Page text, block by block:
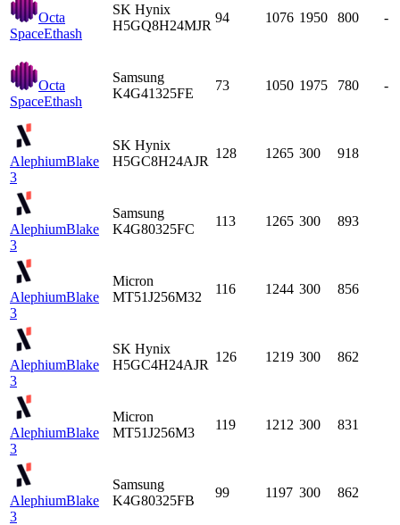
Octa
SpaceEthash
SK Hynix
H5GQ8H24MJR
94 1076 1950 800 -
Octa
SpaceEthash
Samsung
K4G41325FE
73 1050 1975 780 -
AlephiumBlake
3
SK Hynix
H5GC8H24AJR
128 1265 300 918
AlephiumBlake
3
Samsung
K4G80325FC
113 1265 300 893
AlephiumBlake
3
Micron
MT51J256M32
116 1244 300 856
AlephiumBlake
3
SK Hynix
H5GC4H24AJR
126 1219 300 862
AlephiumBlake
3
Micron
MT51J256M3
119 1212 300 831
AlephiumBlake
3
Samsung
K4G80325FB
99 1197 300 862